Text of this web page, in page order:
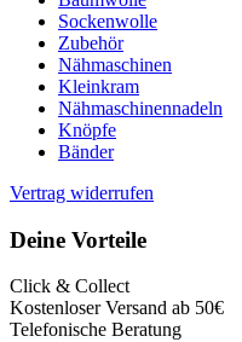
Sockenwolle
Zubehör
Nähmaschinen
Kleinkram
Nähmaschinennadeln
Knöpfe
Bänder
Vertrag widerrufen
Deine Vorteile
Click & Collect
Kostenloser Versand ab 50€
Telefonische Beratung